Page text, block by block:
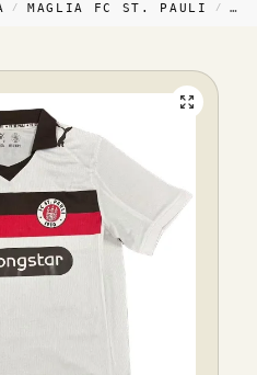
/ MAGLIA FC ST. PAULI /